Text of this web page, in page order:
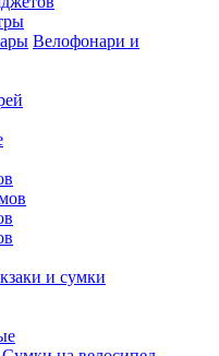
Велофонари и
и сумки